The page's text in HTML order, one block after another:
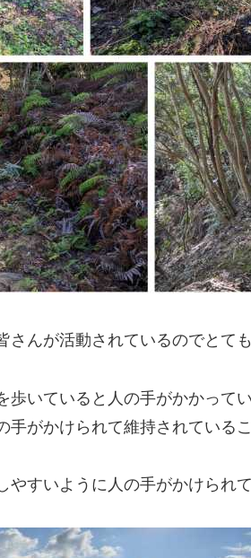
さんが活動されているのでとて
歩いていると人の手がかかって
がかけられて維持されている
やすいように人の手がかけられ